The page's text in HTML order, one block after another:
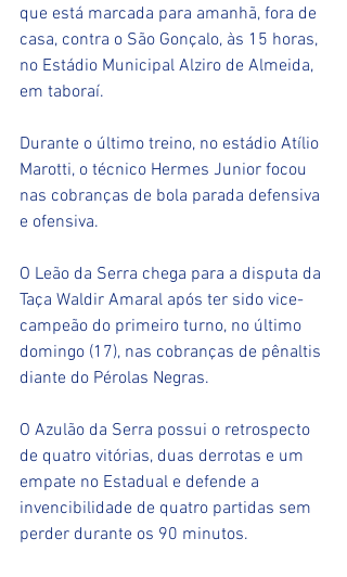
que está marcada para amanhã, fora de
casa, contra o São Gonçalo, às 15 horas,
no Estádio Municipal Alziro de Almeida,
em taboraí.
Durante o último treino, no estádio Atílio
Marotti, o técnico Hermes Junior focou
nas cobranças de bola parada defensiva
e ofensiva.
O Leão da Serra chega para a disputa da
Taça Waldir Amaral após ter sido vice-
campeão do primeiro turno, no último
domingo (17), nas cobranças de pênaltis
diante do Pérolas Negras.
O Azulão da Serra possui o retrospecto
de quatro vitórias, duas derrotas e um
empate no Estadual e defende a
invencibilidade de quatro partidas sem
perder durante os 90 minutos.